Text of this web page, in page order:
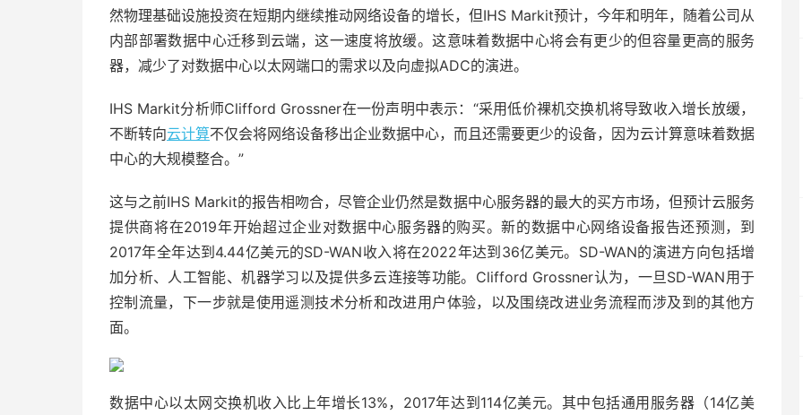
然物理基础设施投资在短期内继续推动网络设备的增长，但IHS Markit预计，今年和明年，随着公司从
内部部署数据中心迁移到云端，这一速度将放缓。这意味着数据中心将会有更少的但容量更高的服务
器，减少了对数据中心以太网端口的需求以及向虚拟ADC的演进。
IHS Markit分析师Clifford Grossner在一份声明中表示：“采用低价裸机交换机将导致收入增长放缓，
不断转向云计算不仅会将网络设备移出企业数据中心，而且还需要更少的设备，因为云计算意味着数据
中心的大规模整合。”
这与之前IHS Markit的报告相吻合，尽管企业仍然是数据中心服务器的最大的买方市场，但预计云服务
提供商将在2019年开始超过企业对数据中心服务器的购买。新的数据中心网络设备报告还预测，到
2017年全年达到4.44亿美元的SD-WAN收入将在2022年达到36亿美元。SD-WAN的演进方向包括增
加分析、人工智能、机器学习以及提供多云连接等功能。Clifford Grossner认为，一旦SD-WAN用于
控制流量，下一步就是使用遥测技术分析和改进用户体验，以及围绕改进业务流程而涉及到的其他方
面。
数据中心以太网交换机收入比上年增长13%，2017年达到114亿美元。其中包括通用服务器（14亿美